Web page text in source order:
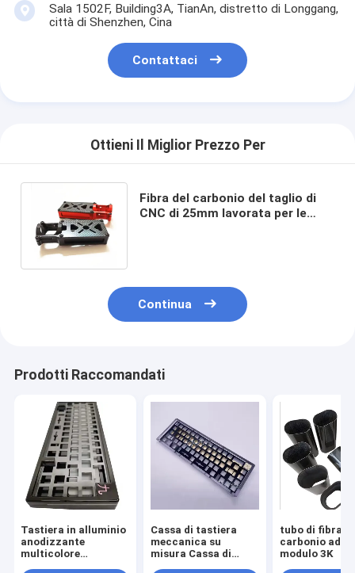
Sala 1502F, Building3A, TianAn, distretto di Longgang,
città di Shenzhen, Cina
Contattaci
Ottieni Il Miglior Prezzo Per
Fibra del carbonio del taglio di
CNC di 25mm lavorata per le
Continua
Prodotti Raccomandati
Tastiera in alluminio
anodizzante
multicolore
Cassa di tastiera
meccanica su
misura Cassa di
tubo di fibra di
carbonio ad
modulo 3K